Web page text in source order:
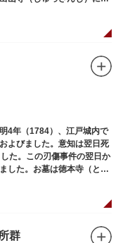
4年（1784）、江戸城内で
よびました。意知は翌日死
た。この刃傷事件の翌日か
した。お墓は徳本寺（とく
群